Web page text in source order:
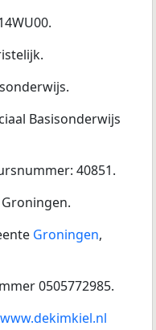
Basisonderwijs
40851.
Groningen.
Groningen,
0505772985.